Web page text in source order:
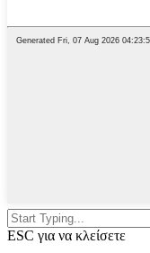
ESC για να κλείσετε